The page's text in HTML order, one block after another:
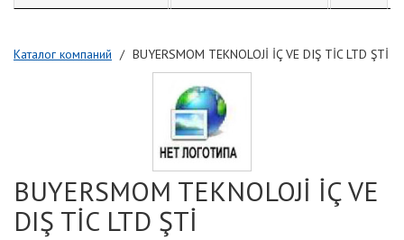
Каталог компаний BUYERSMOM TEKNOLOJİ İÇ VE DIŞ TİC LTD ŞTİ
BUYERSMOM TEKNOLOJİ İÇ VE
DIŞ TİC LTD ŞTİ